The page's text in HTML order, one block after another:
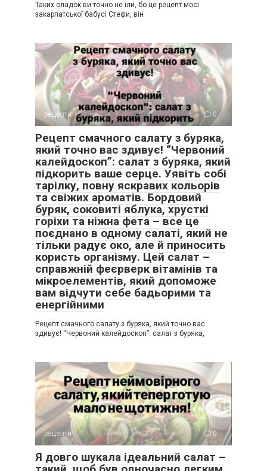
Таких оладок ви точно не їли, бо це рецепт моєї
закарпатської бабусі Стефи, він
рецепти 0
Рецепт смачного салату з буряка,
який точно вас здивує! “Червоний
калейдоскоп”: салат з буряка, який
підкорить ваше серце. Уявіть собі
тарілку, повну яскравих кольорів
та свіжих ароматів. Бордовий
буряк, соковиті яблука, хрусткі
горіхи та ніжна фета – все це
поєднано в одному салаті, який не
тільки радує око, але й приносить
користь організму. Цей салат –
справжній феєрверк вітамінів та
мікроелементів, який допоможе
вам відчути себе бадьорими та
енергійними
Рецепт смачного салату з буряка, який точно вас
здивує! “Червоний калейдоскоп”: салат з буряка,
рецепти 0
Я довго шукала ідеальний салат –